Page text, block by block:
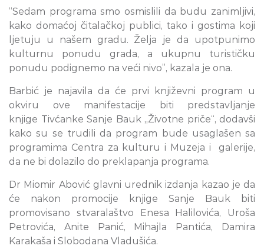
“Sedam programa smo osmislili da budu zanimljivi,
kako domaćoj čitalačkoj publici, tako i gostima koji
ljetuju u našem gradu. Želja je da upotpunimo
kulturnu ponudu grada, a ukupnu turističku
ponudu podignemo na veći nivo”, kazala je ona.
Barbić je najavila da će prvi književni program u
okviru ove manifestacije biti predstavljanje
knjige Tivćanke Sanje Bauk „Životne priče“, dodavši
kako su se trudili da program bude usaglašen sa
programima Centra za kulturu i Muzeja i galerije,
da ne bi dolazilo do preklapanja programa.
Dr Miomir Abović glavni urednik izdanja kazao je da
će nakon promocije knjige Sanje Bauk biti
promovisano stvaralaštvo Enesa Halilovića, Uroša
Petrovića, Anite Panić, Mihajla Pantića, Damira
Karakaša i Slobodana Vladušića.